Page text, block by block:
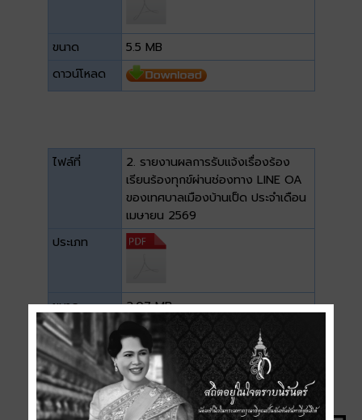
ขนาด
5.5 MB
ดาวน์โหลด
ไฟล์ที่
2. รายงานผลการรับแจ้งเรื่องร้อง
เรียนร้องทุกข์ผ่านช่องทาง LINE OA
ของเทศบาลเมืองบ้านเป็ด ประจำเดือน
เมษายน 2569
ประเภท
ขนาด
2.07 MB
ดาวน์โหลด